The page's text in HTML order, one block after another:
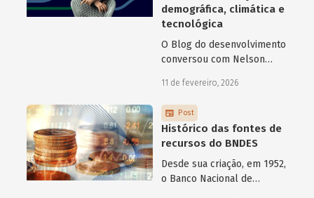
demográfica, climática e
tecnológica
O Blog do desenvolvimento
conversou com Nelson
atuais do desenvolvimento
hoje.
11 de fevereiro, 2026
Post
Histórico das fontes de
recursos do BNDES
Desde sua criação, em 1952,
o Banco Nacional de